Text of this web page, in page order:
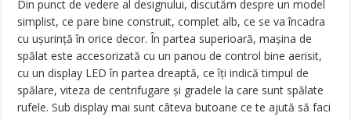
Din punct de vedere al designului, discutăm despre un model
simplist, ce pare bine construit, complet alb, ce se va încadra
cu ușurință în orice decor. În partea superioară, mașina de
spălat este accesorizată cu un panou de control bine aerisit,
cu un display LED în partea dreaptă, ce îți indică timpul de
spălare, viteza de centrifugare și gradele la care sunt spălate
rufele. Sub display mai sunt câteva butoane ce te ajută să faci